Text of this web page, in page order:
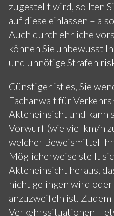
zugestellt wird, sollten
auf diese einlassen –
Auch durch ehrliche
können Sie unbewusst
und unnötige Strafen
Günstiger ist es, Sie
Fachanwalt für
Akteneinsicht und kann
Vorwurf (wie viel km/h
welcher Beweismittel
Möglicherweise stellt
Akteneinsicht heraus,
nicht gelingen wird
anzuzweifeln ist.
Verkehrssituationen –